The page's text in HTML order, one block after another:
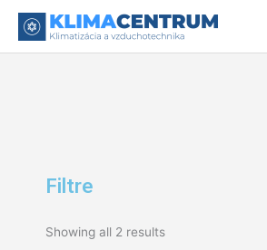
Filtre
Showing all 2 results